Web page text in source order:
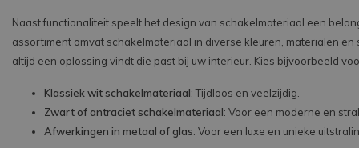
Naast functionaliteit speelt het design van schakelmateriaal een
assortiment omvat schakelmateriaal in diverse kleuren, materialen en
altijd een oplossing vindt die past bij uw interieur. Kies bijvoorbeeld
Klassiek wit schakelmateriaal: Tijdloos en veelzijdig.
Zwart of antraciet schakelmateriaal: Voor een moderne en
Afwerkingen in metaal of glas: Voor een luxe en unieke